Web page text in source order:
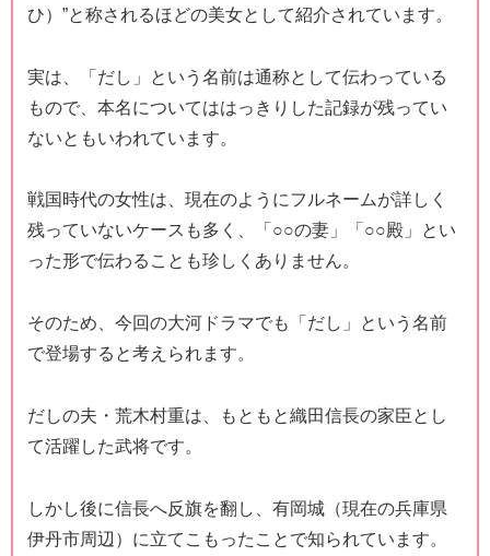
ひ）”と称されるほどの美女として紹介されています。
実は、「だし」という名前は通称として伝わっている
もので、本名についてははっきりした記録が残ってい
ないともいわれています。
戦国時代の女性は、現在のようにフルネームが詳しく
残っていないケースも多く、「○○の妻」「○○殿」とい
った形で伝わることも珍しくありません。
そのため、今回の大河ドラマでも「だし」という名前
で登場すると考えられます。
だしの夫・荒木村重は、もともと織田信長の家臣とし
て活躍した武将です。
しかし後に信長へ反旗を翻し、有岡城（現在の兵庫県
伊丹市周辺）に立てこもったことで知られています。